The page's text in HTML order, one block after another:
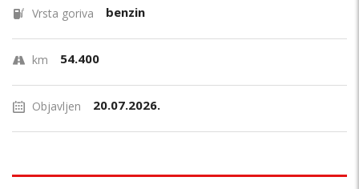
Vrsta goriva benzin
km 54.400
Objavljen 20.07.2026.